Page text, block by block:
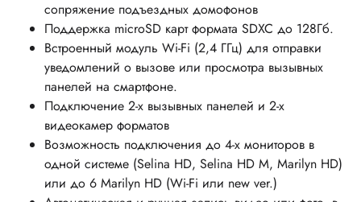
сопряжение подъездных домофонов
Поддержка microSD карт формата SDXC до 128Гб.
Встроенный модуль Wi-Fi (2,4 ГГц) для отправки
уведомлений о вызове или просмотра вызывных
панелей на смартфоне.
Подключение 2-х вызывных панелей и 2-х
видеокамер форматов
Возможность подключения до 4-х мониторов в
одной системе (Selina HD, Selina HD M, Marilyn HD)
или до 6 Marilyn HD (Wi-Fi или new ver.)